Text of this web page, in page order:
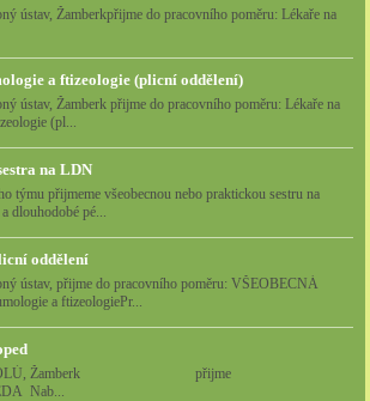
ústav, Žamberkpřijme do pracovního poměru: Lékaře na
a ftizeologie (plicní oddělení)
ústav, Žamberk přijme do pracovního poměru: Lékaře na
(pl...
na LDN
týmu přijmeme všeobecnou nebo praktickou sestru na
dlouhodobé pé...
oddělení
ústav, přijme do pracovního poměru: VŠEOBECNÁ
a ftizeologiePr...
OLÚ, Žamberk přijme
Nab...